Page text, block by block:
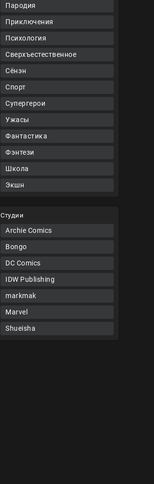
Пародия
Приключения
Психология
Сверхъестественное
Сёнэн
Спорт
Супергерои
Ужасы
Фантастика
Фэнтези
Школа
Экшн
Студии
Archie Comics
Bongo
DC Comics
IDW Publishing
markmak
Marvel
Shueisha